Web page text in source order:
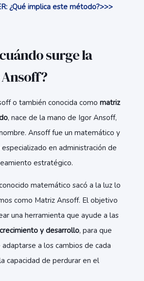
¿Qué implica este método?>>>
surge la
o también conocida como matriz
, nace de la mano de Igor Ansoff,
Ansoff fue un matemático y
en administración de
estratégico.
matemático sacó a la luz lo
como Matriz Ansoff. El objetivo
una herramienta que ayude a las
crecimiento y desarrollo, para que
adaptarse a los cambios de cada
capacidad de perdurar en el